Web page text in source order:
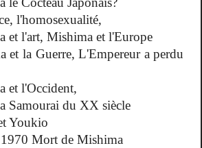
l'homosexualité,
et l'art, Mishima et l'Europe
et la Guerre, L'Empereur a perdu
et l'Occident,
Samourai du XX siècle
Youkio
Mort de Mishima